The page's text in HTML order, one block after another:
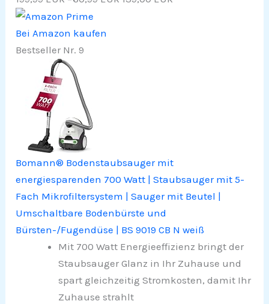
Bei Amazon kaufen
Bestseller Nr. 9
Bomann® Bodenstaubsauger mit
energiesparenden 700 Watt | Staubsauger mit 5-
Fach Mikrofiltersystem | Sauger mit Beutel |
Umschaltbare Bodenbürste und
Bürsten-/Fugendüse | BS 9019 CB N weiß
Mit 700 Watt Energieeffizienz bringt der
Staubsauger Glanz in Ihr Zuhause und
spart gleichzeitig Stromkosten, damit Ihr
Zuhause strahlt